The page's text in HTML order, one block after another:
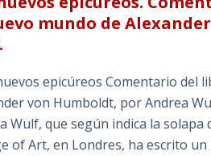
mundo de
epicúreos Comentario del
von Humboldt, por Andrea
Wulf, que según indica la solapa
of Art, en Londres, ha escrito